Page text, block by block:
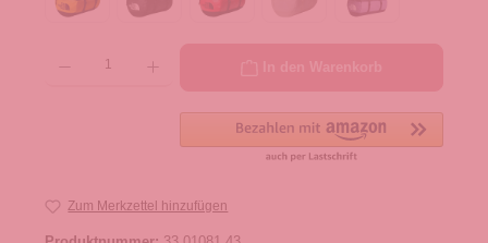
Zum Merkzettel hinzufügen